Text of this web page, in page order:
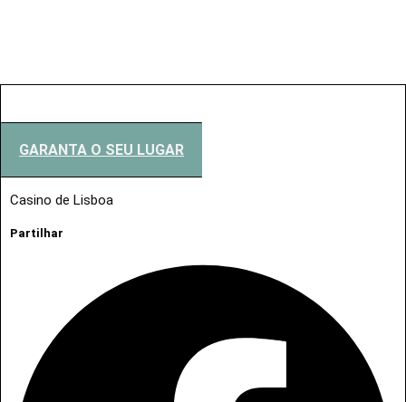
GARANTA O SEU LUGAR
Casino de Lisboa
Partilhar